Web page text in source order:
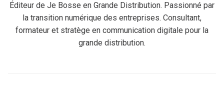
Éditeur de Je Bosse en Grande Distribution. Passionné par
la transition numérique des entreprises. Consultant,
formateur et stratège en communication digitale pour la
grande distribution.